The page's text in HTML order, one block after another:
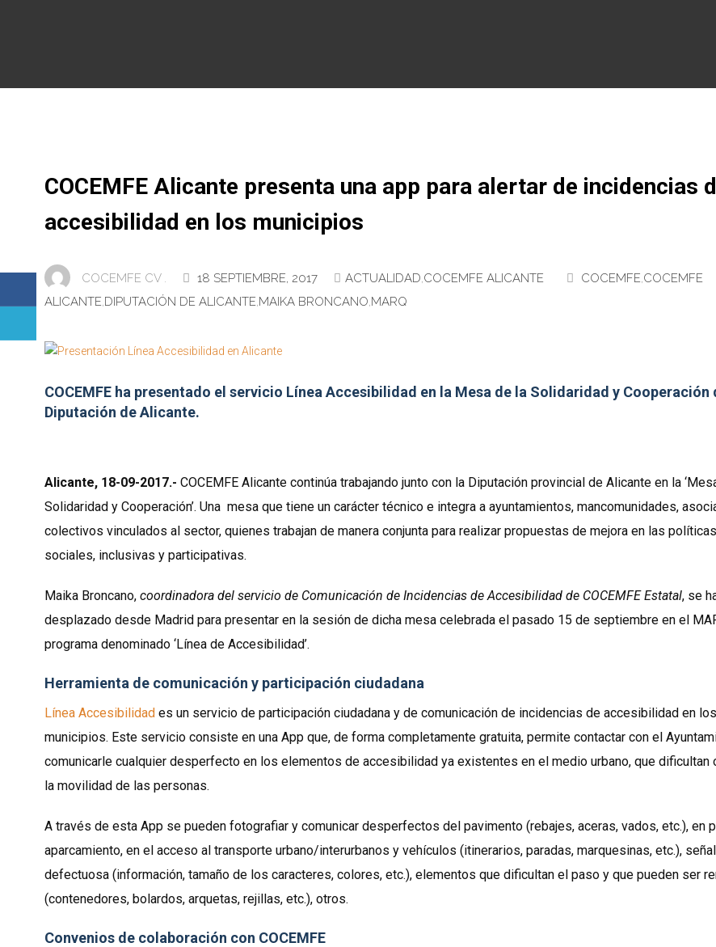
COCEMFE Alicante presenta una app para alertar de incidencias
accesibilidad en los municipios
COCEMFE CV . 18 SEPTIEMBRE, 2017 ACTUALIDAD,COCEMFE ALICANTE COCEMFE,COCEMFE
ALICANTE,DIPUTACIÓN DE ALICANTE,MAIKA BRONCANO,MARQ
COCEMFE ha presentado el servicio Línea Accesibilidad en la Mesa de la Solidaridad y Cooperación
Diputación de Alicante.
Alicante, 18-09-2017.- COCEMFE Alicante continúa trabajando junto con la Diputación provincial de Alicante en la
Solidaridad y Cooperación’. Una mesa que tiene un carácter técnico e integra a ayuntamientos, mancomunidades,
colectivos vinculados al sector, quienes trabajan de manera conjunta para realizar propuestas de mejora en las políticas
sociales, inclusivas y participativas.
Maika Broncano, coordinadora del servicio de Comunicación de Incidencias de Accesibilidad de COCEMFE Estatal, se
desplazado desde Madrid para presentar en la sesión de dicha mesa celebrada el pasado 15 de septiembre en el
programa denominado ‘Línea de Accesibilidad’.
Herramienta de comunicación y participación ciudadana
Línea Accesibilidad es un servicio de participación ciudadana y de comunicación de incidencias de accesibilidad en los
municipios. Este servicio consiste en una App que, de forma completamente gratuita, permite contactar con el
comunicarle cualquier desperfecto en los elementos de accesibilidad ya existentes en el medio urbano, que dificultan
la movilidad de las personas.
A través de esta App se pueden fotografiar y comunicar desperfectos del pavimento (rebajes, aceras, vados, etc.), en
aparcamiento, en el acceso al transporte urbano/interurbanos y vehículos (itinerarios, paradas, marquesinas, etc.),
defectuosa (información, tamaño de los caracteres, colores, etc.), elementos que dificultan el paso y que pueden ser
(contenedores, bolardos, arquetas, rejillas, etc.), otros.
Convenios de colaboración con COCEMFE